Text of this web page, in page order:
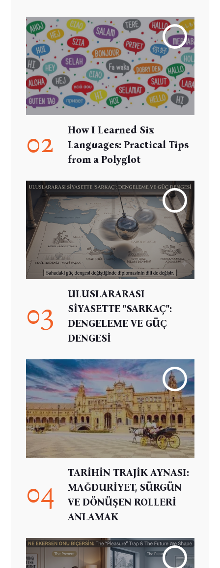
02
How I Learned Six
Languages: Practical Tips
from a Polyglot
03
ULUSLARARASI
SİYASETTE "SARKAÇ":
DENGELEME VE GÜÇ
DENGESİ
04
TARİHİN TRAJİK AYNASI:
MAĞDURİYET, SÜRGÜN
VE DÖNÜŞEN ROLLERİ
ANLAMAK